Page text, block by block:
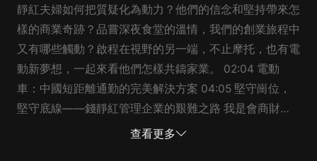
靜紅夫婦如何把質疑化為動力？他們的信念和堅持帶來怎
樣的商業奇跡？品嘗深夜食堂的溫情，我們的創業旅程中
又有哪些觸動？啟程在視野的另一端，不止摩托，也有電
動新夢想，一起來看他們怎樣共鑄家業。 02:04 電動
車：中國短距離通勤的完美解決方案 04:05 堅守崗位，
堅守底線——錢靜紅管理企業的艱難之路 我是會商財懂
健康的原創主播，喜歡我的專輯，快來訂閱，關注，點
查看更多